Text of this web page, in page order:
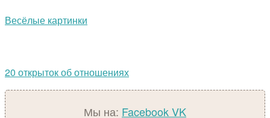
Весёлые картинки
20 открыток об отношениях
Мы на: FacebookVK